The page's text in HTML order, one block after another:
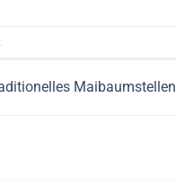
Maibaumstellen